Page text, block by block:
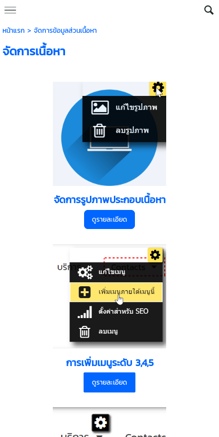
หน้าแรก > จัดการข้อมูลส่วนเนื้อหา
จัดการเนื้อหา
จัดการรูปภาพประกอบเนื้อหา
ดูรายละเอียด
การเพิ่มเมนูระดับ 3,4,5
ดูรายละเอียด